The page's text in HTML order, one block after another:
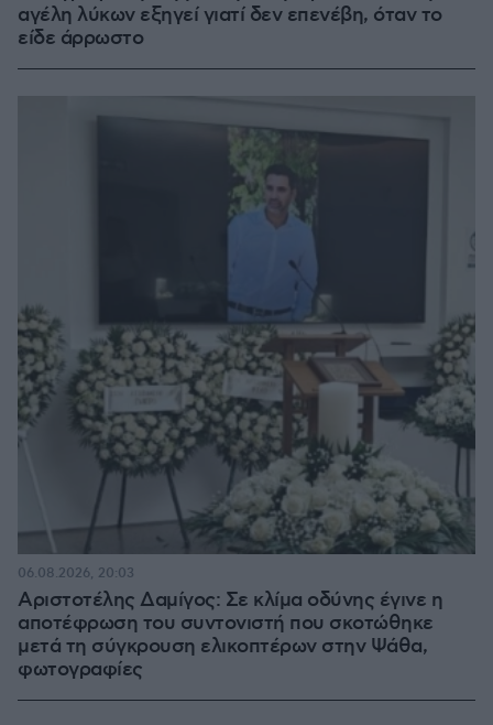
αγέλη λύκων εξηγεί γιατί δεν επενέβη, όταν το
είδε άρρωστο
Αριστοτέλης Δαμίγος: Σε κλίμα οδύνης έγινε η
αποτέφρωση του συντονιστή που σκοτώθηκε
μετά τη σύγκρουση ελικοπτέρων στην Ψάθα,
φωτογραφίες
06.08.2026, 20:03